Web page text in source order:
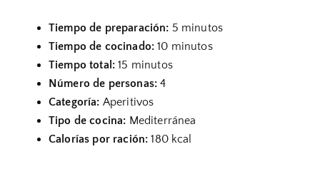
Tiempo de preparación: 5 minutos
Tiempo de cocinado: 10 minutos
Tiempo total:15 minutos
Número de personas: 4
Categoría: Aperitivos
Tipo de cocina: Mediterránea
Calorías por ración:180 kcal